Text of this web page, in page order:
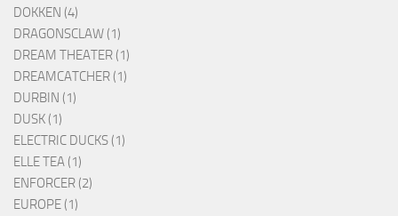
DOKKEN (4)
DRAGONSCLAW (1)
DREAM THEATER (1)
DREAMCATCHER (1)
DURBIN (1)
DUSK (1)
ELECTRIC DUCKS (1)
ELLE TEA (1)
ENFORCER (2)
EUROPE (1)